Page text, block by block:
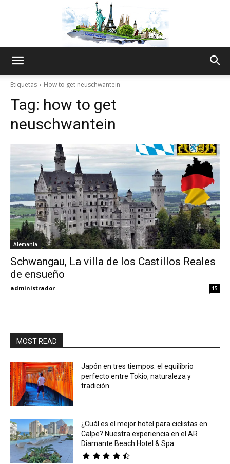
Thru
My
Etiquetas How to get neuschwantein
Tag: how to get
neuschwantein
Alemania
Schwangau, La villa de los Castillos Reales
de ensueño
administrador 15
MOST READ
Japón en tres tiempos: el equilibrio
perfecto entre Tokio, naturaleza y
tradición
¿Cuál es el mejor hotel para ciclistas en
Calpe? Nuestra experiencia en el AR
Diamante Beach Hotel & Spa